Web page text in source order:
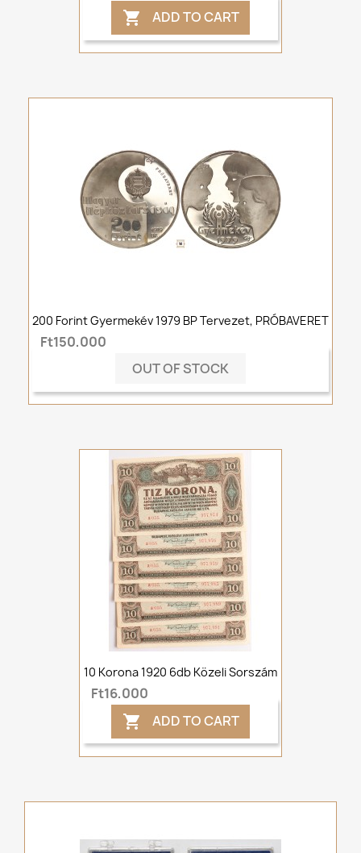
 ADD TO CART
200 Forint Gyermekév 1979 BP Tervezet, PRÓBAVERET
Ft150,000
OUT OF STOCK
10 Korona 1920 6db Közeli Sorszám
Ft16,000
 ADD TO CART